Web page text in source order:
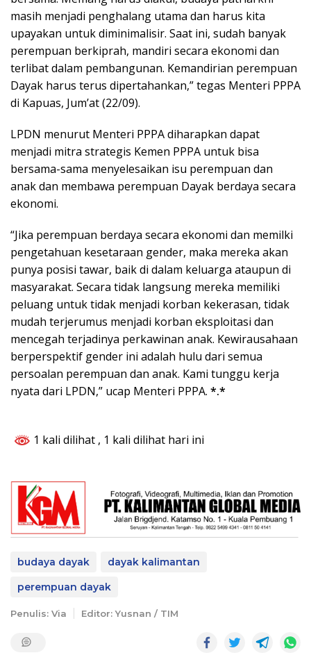
masih menjadi penghalang utama dan harus kita
upayakan untuk diminimalisir. Saat ini, sudah banyak
perempuan berkiprah, mandiri secara ekonomi dan
terlibat dalam pembangunan. Kemandirian perempuan
Dayak harus terus dipertahankan,” tegas Menteri PPPA
di Kapuas, Jum’at (22/09).
LPDN menurut Menteri PPPA diharapkan dapat
menjadi mitra strategis Kemen PPPA untuk bisa
bersama-sama menyelesaikan isu perempuan dan
anak dan membawa perempuan Dayak berdaya secara
ekonomi.
“Jika perempuan berdaya secara ekonomi dan memilki
pengetahuan kesetaraan gender, maka mereka akan
punya posisi tawar, baik di dalam keluarga ataupun di
masyarakat. Secara tidak langsung mereka memiliki
peluang untuk tidak menjadi korban kekerasan, tidak
mudah terjerumus menjadi korban eksploitasi dan
mencegah terjadinya perkawinan anak. Kewirausahaan
berperspektif gender ini adalah hulu dari semua
persoalan perempuan dan anak. Kami tunggu kerja
nyata dari LPDN,” ucap Menteri PPPA. *.*
1 kali dilihat , 1 kali dilihat hari ini
budaya dayak
dayak kalimantan
perempuan dayak
Penulis: Via Editor: Yusnan / TIM